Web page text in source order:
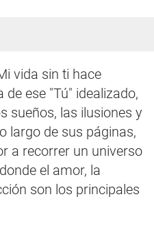
vida sin ti hace
ese "Tú" idealizado,
sueños, las ilusiones y
largo de sus páginas,
a recorrer un universo
el amor, la
son los principales